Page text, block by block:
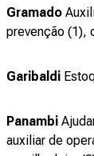
Gramado
prevenção (1),
Garibaldi
Panambi
auxiliar de